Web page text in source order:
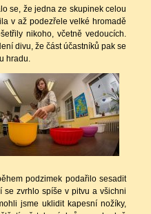
se, že jedna ze skupinek celou
v až podezřele velké hromadě
nikoho, včetně vedoucích.
divu, že část účastníků pak se
hradu.
podzimek podařilo sesadit
se zvrhlo spíše v pitvu a všichni
jsme uklidit kapesní nožíky,